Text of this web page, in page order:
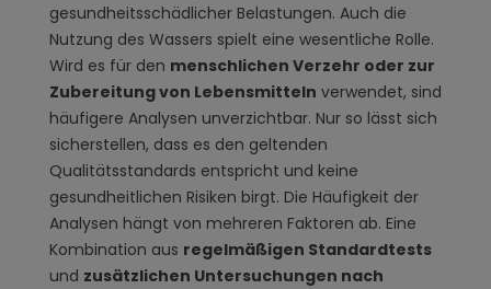
gesundheitsschädlicher Belastungen. Auch die
Nutzung des Wassers spielt eine wesentliche Rolle.
Wird es für den menschlichen Verzehr oder zur
Zubereitung von Lebensmitteln verwendet, sind
häufigere Analysen unverzichtbar. Nur so lässt sich
sicherstellen, dass es den geltenden
Qualitätsstandards entspricht und keine
gesundheitlichen Risiken birgt. Die Häufigkeit der
Analysen hängt von mehreren Faktoren ab. Eine
Kombination aus regelmäßigen Standardtests
und zusätzlichen Untersuchungen nach